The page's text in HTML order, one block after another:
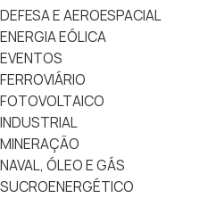
DEFESA E AEROESPACIAL
ENERGIA EÓLICA
EVENTOS
FERROVIÁRIO
FOTOVOLTAICO
INDUSTRIAL
MINERAÇÃO
NAVAL, ÓLEO E GÁS
SUCROENERGÉTICO